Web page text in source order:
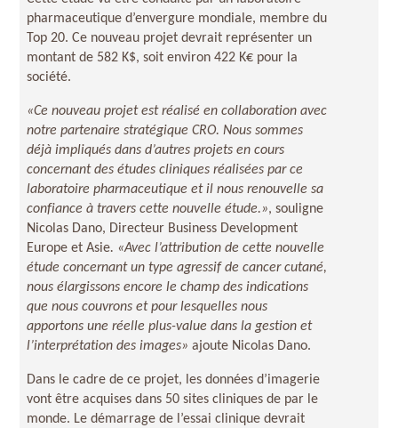
pharmaceutique d’envergure mondiale, membre du
Top 20. Ce nouveau projet devrait représenter un
montant de 582 K$, soit environ 422 K€ pour la
société.
«Ce nouveau projet est réalisé en collaboration avec
notre partenaire stratégique CRO. Nous sommes
déjà impliqués dans d’autres projets en cours
concernant des études cliniques réalisées par ce
laboratoire pharmaceutique et il nous renouvelle sa
confiance à travers cette nouvelle étude.», souligne
Nicolas Dano, Directeur Business Development
Europe et Asie. «Avec l’attribution de cette nouvelle
étude concernant un type agressif de cancer cutané,
nous élargissons encore le champ des indications
que nous couvrons et pour lesquelles nous
apportons une réelle plus-value dans la gestion et
l’interprétation des images» ajoute Nicolas Dano.
Dans le cadre de ce projet, les données d’imagerie
vont être acquises dans 50 sites cliniques de par le
monde. Le démarrage de l’essai clinique devrait